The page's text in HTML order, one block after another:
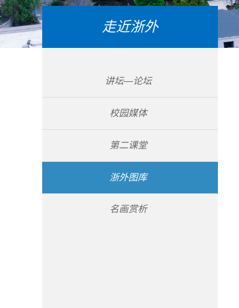
走近浙外
讲坛—论坛
校园媒体
第二课堂
浙外图库
名画赏析